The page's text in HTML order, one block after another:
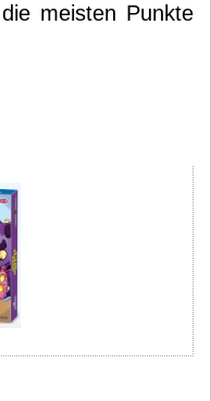
meisten Punkte